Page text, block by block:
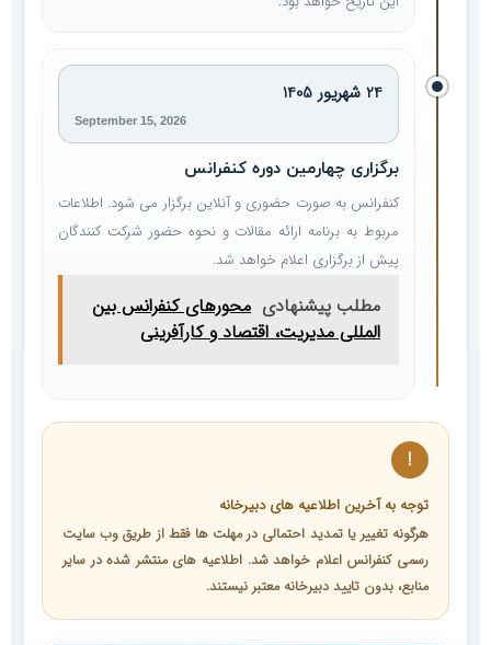
24 شهریور 1405
September 15, 2026
برگزاری چهارمین دوره کنفرانس
کنفرانس به صورت حضوری و آنلاین برگزار می شود. اطلاعات
مربوط به برنامه ارائه مقالات و نحوه حضور شرکت کنندگان
پیش از برگزاری اعلام خواهد شد.
مطلب پیشنهادی محورهای کنفرانس بین
المللی مدیریت، اقتصاد و کارآفرینی
!
توجه به آخرین اطلاعیه های دبیرخانه
هرگونه تغییر یا تمدید احتمالی در مهلت ها فقط از طریق وب سایت
رسمی کنفرانس اعلام خواهد شد. اطلاعیه های منتشر شده در سایر
منابع، بدون تایید دبیرخانه معتبر نیستند.